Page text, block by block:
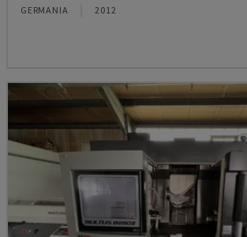
GERMANIA 2012